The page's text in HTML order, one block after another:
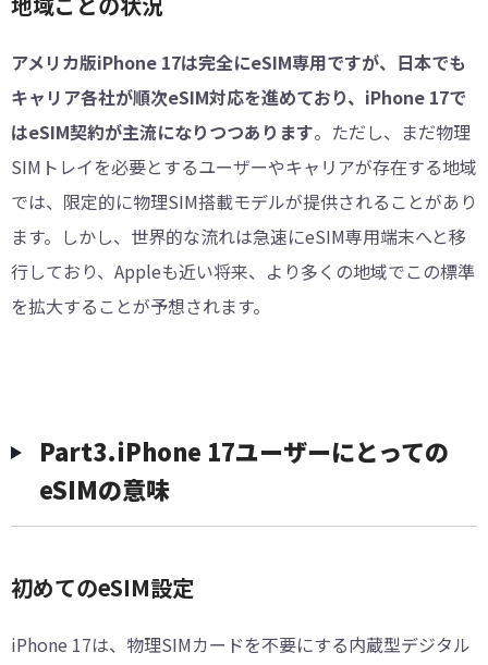
アメリカ版iPhone 17は完全にeSIM専用ですが、日本でも
キャリア各社が順次eSIM対応を進めており、iPhone 17で
はeSIM契約が主流になりつつあります。ただし、まだ物理
SIMトレイを必要とするユーザーやキャリアが存在する地域
では、限定的に物理SIM搭載モデルが提供されることがあり
ます。しかし、世界的な流れは急速にeSIM専用端末へと移
行しており、Appleも近い将来、より多くの地域でこの標準
を拡大することが予想されます。
Part3.iPhone 17ユーザーにとっての
eSIMの意味
初めてのeSIM設定
iPhone 17は、物理SIMカードを不要にする内蔵型デジタル